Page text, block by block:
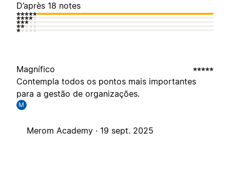
D’après 18 notes
Magnífico
Contempla todos os pontos mais importantes
para a gestão de organizações.
M
Merom Academy · 19 sept. 2025